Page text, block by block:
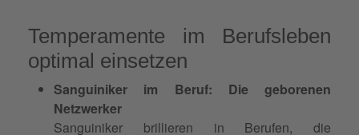
Temperamente im Berufsleben
optimal einsetzen
Sanguiniker im Beruf: Die geborenen
Netzwerker
Sanguiniker brillieren in Berufen, die